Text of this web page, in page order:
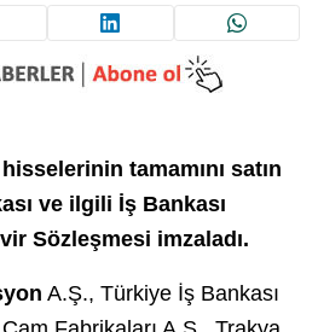
tamamını satın
ve ilgili İş Bankası
Sözleşmesi imzaladı.
A.Ş., Türkiye İş Bankası